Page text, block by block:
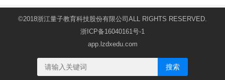
©2018浙江量子教育科技股份有限公司ALL RIGHTS RESERVED.
浙ICP备16040161号-1
app.lzdxedu.com
搜索